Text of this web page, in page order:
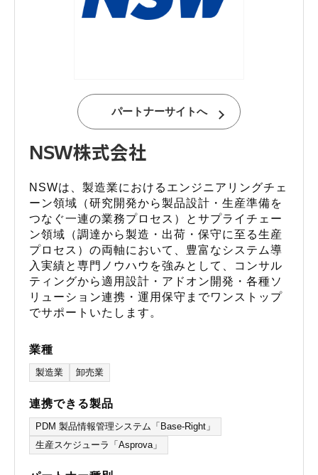
パートナーサイトへ
NSW株式会社
NSWは、製造業におけるエンジニアリングチェ
ーン領域（研究開発から製品設計・生産準備を
つなぐ一連の業務プロセス）とサプライチェー
ン領域（調達から製造・出荷・保守に至る生産
プロセス）の両軸において、豊富なシステム導
入実績と専門ノウハウを強みとして、コンサル
ティングから適用設計・アドオン開発・各種ソ
リューション連携・運用保守までワンストップ
でサポートいたします。
業種
製造業 卸売業
連携できる製品
PDM 製品情報管理システム「Base-Right」
生産スケジューラ「Asprova」